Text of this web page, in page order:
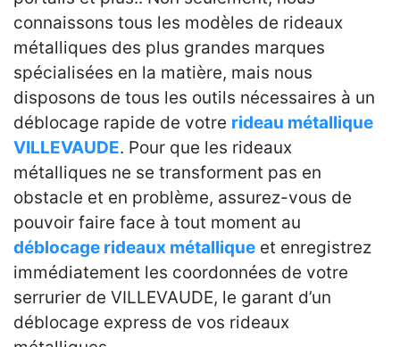
connaissons tous les modèles de rideaux
métalliques des plus grandes marques
spécialisées en la matière, mais nous
disposons de tous les outils nécessaires à un
déblocage rapide de votre rideau métallique
VILLEVAUDE. Pour que les rideaux
métalliques ne se transforment pas en
obstacle et en problème, assurez-vous de
pouvoir faire face à tout moment au
déblocage rideaux métallique et enregistrez
immédiatement les coordonnées de votre
serrurier de VILLEVAUDE, le garant d’un
déblocage express de vos rideaux